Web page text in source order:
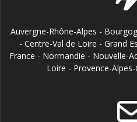
Auvergne-Rhône-Alpes -
- Centre-Val de Loire - Grand
France - Normandie - Nouvelle-
Loire - Provence-